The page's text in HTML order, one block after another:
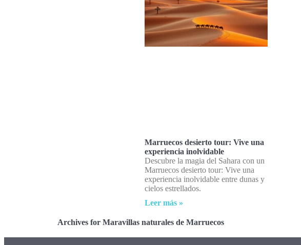
Marruecos desierto tour: Vive una
experiencia inolvidable
Descubre la magia del Sahara con un
Marruecos desierto tour: Vive una
experiencia inolvidable entre dunas y
cielos estrellados.
Leer más »
Archives for Maravillas naturales de Marruecos